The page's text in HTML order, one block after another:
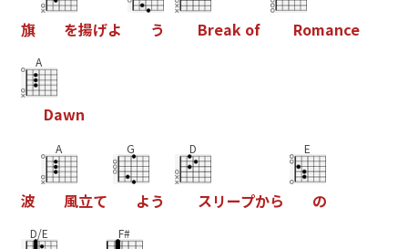
旗 を揚げよ う Break of Romance
A
Dawn
波
A
風立て
G
よう
D
スリープから
E
の
D/E F#